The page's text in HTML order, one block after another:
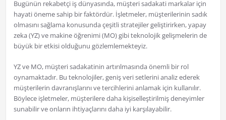
Bugünün rekabetçi iş dünyasında, müşteri sadakati markalar için
hayati öneme sahip bir faktördür. İşletmeler, müşterilerinin sadık
olmasını sağlama konusunda çeşitli stratejiler geliştirirken, yapay
zeka (YZ) ve makine öğrenimi (MO) gibi teknolojik gelişmelerin de
büyük bir etkisi olduğunu gözlemlemekteyiz.
YZ ve MO, müşteri sadakatinin artırılmasında önemli bir rol
oynamaktadır. Bu teknolojiler, geniş veri setlerini analiz ederek
müşterilerin davranışlarını ve tercihlerini anlamak için kullanılır.
Böylece işletmeler, müşterilere daha kişiselleştirilmiş deneyimler
sunabilir ve onların ihtiyaçlarını daha iyi karşılayabilir.